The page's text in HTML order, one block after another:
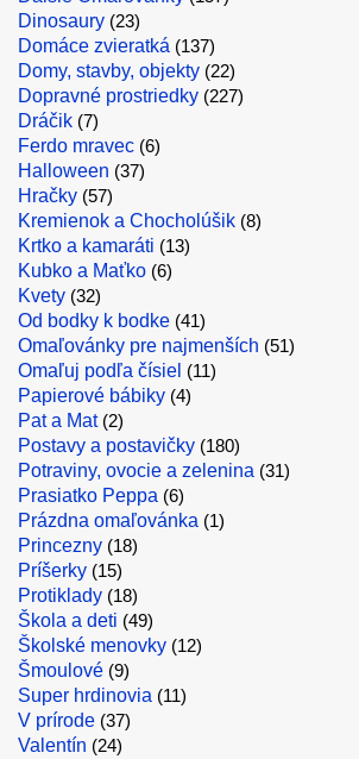
Dinosaury (23)
Domáce zvieratká (137)
Domy, stavby, objekty (22)
Dopravné prostriedky (227)
Dráčik (7)
Ferdo mravec (6)
Halloween (37)
Hračky (57)
Kremienok a Chocholúšik (8)
Krtko a kamaráti (13)
Kubko a Maťko (6)
Kvety (32)
Od bodky k bodke (41)
Omaľovánky pre najmenších (51)
Omaľuj podľa čísiel (11)
Papierové bábiky (4)
Pat a Mat(2)
Postavy a postavičky (180)
Potraviny, ovocie a zelenina (31)
Prasiatko Peppa (6)
Prázdna omaľovánka (1)
Princezny (18)
Príšerky (15)
Protiklady (18)
Škola a deti (49)
Školské menovky (12)
Šmoulové (9)
Super hrdinovia (11)
V prírode (37)
Valentín (24)